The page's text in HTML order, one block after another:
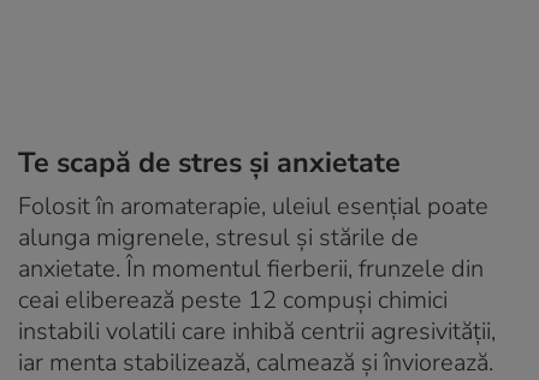
Te scapă de stres și anxietate
Folosit în aromaterapie, uleiul esențial poate
alunga migrenele, stresul și stările de
anxietate. În momentul fierberii, frunzele din
ceai eliberează peste 12 compuși chimici
instabili volatili care inhibă centrii agresivității,
iar menta stabilizează, calmează și înviorează.